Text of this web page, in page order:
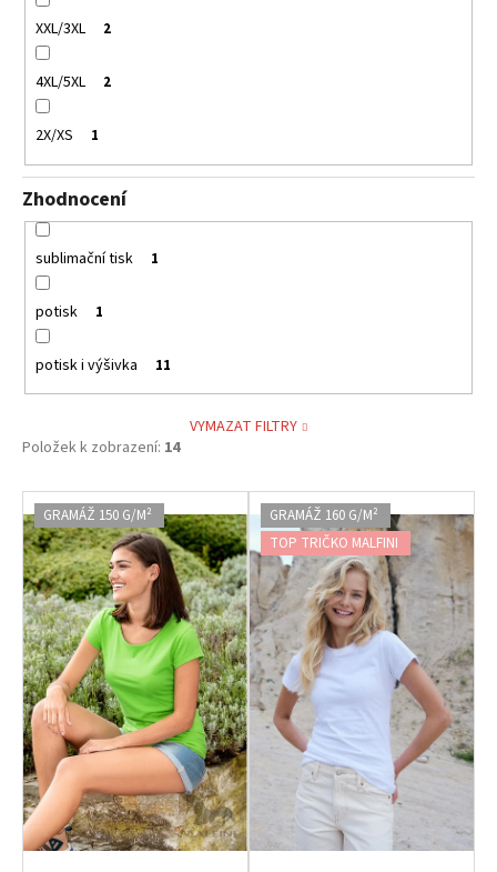
XXL/3XL 2
4XL/5XL 2
2X/XS 1
Zhodnocení
sublimační tisk 1
potisk 1
potisk i výšivka 11
VYMAZAT FILTRY
Položek k zobrazení: 14
V
ý
p
i
s
p
r
o
d
u
k
t
ů
GRAMÁŽ 150 G/M²
GRAMÁŽ 160 G/M²
TOP TRIČKO MALFINI